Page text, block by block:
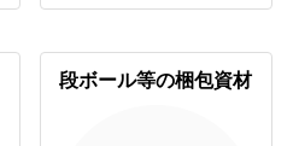
段ボール等の梱包資材